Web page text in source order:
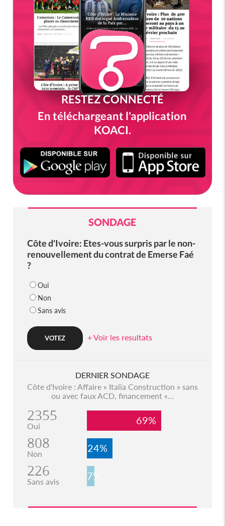
RESTEZ CONNECTÉ
En téléchargeant l'application
KOACI.
SONDAGE
Côte d'Ivoire: Etes-vous surpris par le non-
renouvellement du contrat de Emerse Faé
?
Oui
Non
Sans avis
+ Voir les resultats
DERNIER SONDAGE
Côte d'Ivoire : Affaire « Italia Construction » sans
ou avec faux ACD, financement «...
2355
Oui 69%
808
Non 24%
226
Sans avis 7%